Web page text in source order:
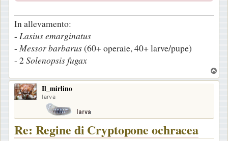
In allevamento:
- Lasiusemarginatus
- Messorbarbarus(60+ operaie, 40+ larve/pupe)
- 2Solenopsisfugax
o
Il_mirlino
larva
Re: Regine di Cryptopone ochracea